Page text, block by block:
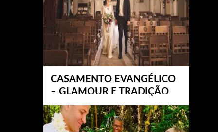
CASAMENTO EVANGÉLICO
– GLAMOUR E TRADIÇÃO